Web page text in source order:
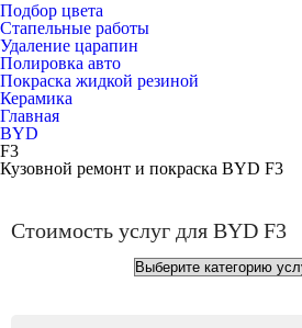
Подбор цвета
Стапельные работы
Удаление царапин
Полировка авто
Покраска жидкой резиной
Керамика
Главная
BYD
F3
Кузовной ремонт и покраска BYD F3
Стоимость услуг для BYD F3